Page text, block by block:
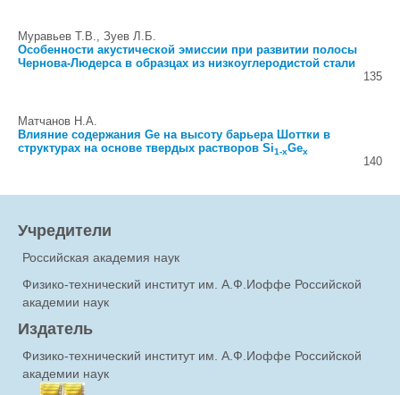
Муравьев Т.В., Зуев Л.Б.
Особенности акустической эмиссии при развитии полосы
Чернова-Людерса в образцах из низкоуглеродистой стали
135
Матчанов Н.А.
Влияние содержания Ge на высоту барьера Шоттки в
структурах на основе твердых растворов Si1-xGex
140
Учредители
Российская академия наук
Физико-технический институт им. А.Ф.Иоффе Российской
академии наук
Издатель
Физико-технический институт им. А.Ф.Иоффе Российской
академии наук